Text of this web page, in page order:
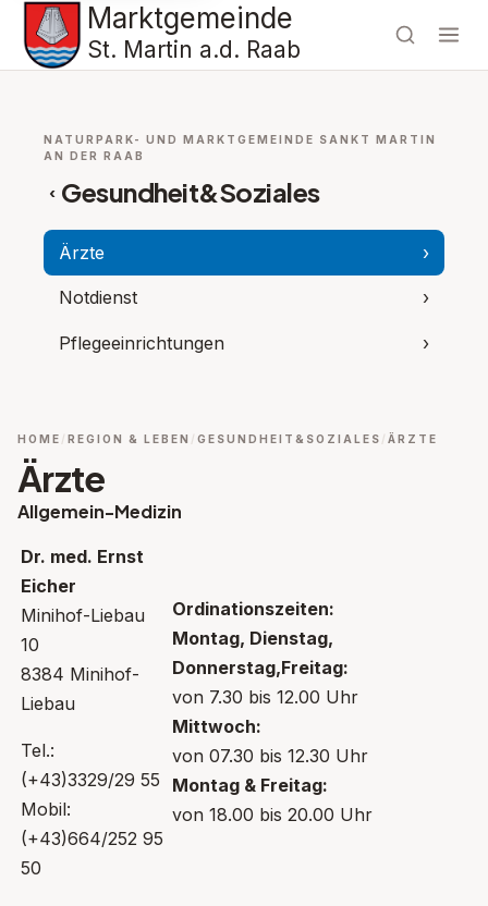
Marktgemeinde
St. Martin a.d. Raab
NATURPARK- UND MARKTGEMEINDE SANKT MARTIN
AN DER RAAB
‹ Gesundheit&Soziales
Ärzte ›
Notdienst ›
Pflegeeinrichtungen ›
HOME REGION & LEBEN GESUNDHEIT&SOZIALES ÄRZTE
Ärzte
Allgemein-Medizin
Dr. med. Ernst
Eicher
Minihof-Liebau
10
8384 Minihof-
Liebau
Tel.:
(+43)3329/29 55
Mobil:
(+43)664/252 95
50
Ordinationszeiten:
Montag, Dienstag,
Donnerstag,Freitag:
von 7.30 bis 12.00 Uhr
Mittwoch:
von 07.30 bis 12.30 Uhr
Montag & Freitag:
von 18.00 bis 20.00 Uhr